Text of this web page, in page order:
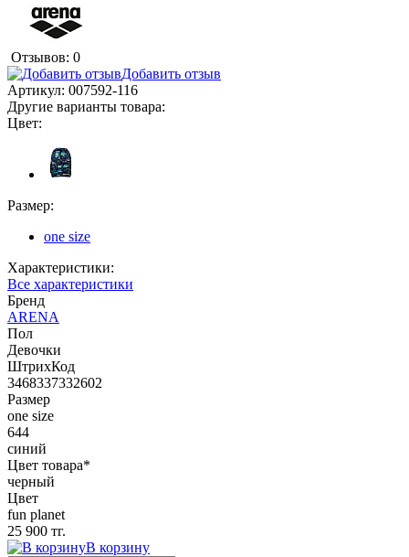
Отзывов: 0
Добавить отзыв
Артикул: 007592-116
Другие варианты товара:
Цвет:
Размер:
one size
Характеристики:
Все характеристики
Бренд
ARENA
Пол
Девочки
ШтрихКод
3468337332602
Размер
one size
644
синий
Цвет товара*
черный
Цвет
fun planet
25 900 тг.
В корзину